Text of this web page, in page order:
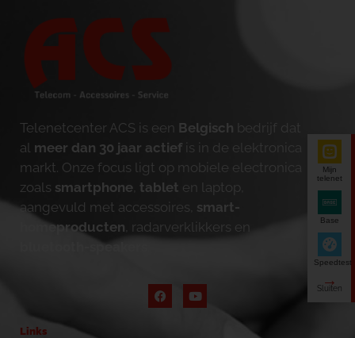
Telenetcenter ACS is een Belgisch bedrijf dat
al meer dan 30 jaar actief is in de elektronica
markt. Onze focus ligt op mobiele electronica
zoals smartphone tablet en laptop,
aangevuld met accessoires, smart-
homeproducten , radarverklikkers en
bluetooth-speakers
Links
Mijn
telenet
Base
Speedtest